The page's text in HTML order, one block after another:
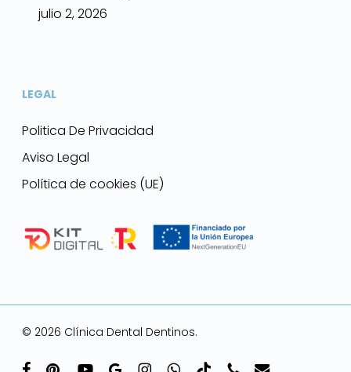
julio 2, 2026
LEGAL
Politica De Privacidad
Aviso Legal
Política de cookies (UE)
© 2026 Clínica Dental Dentinos.
facebookpinterestyoutubegoogle-instagramwhatsapp
tiktok phoneemail